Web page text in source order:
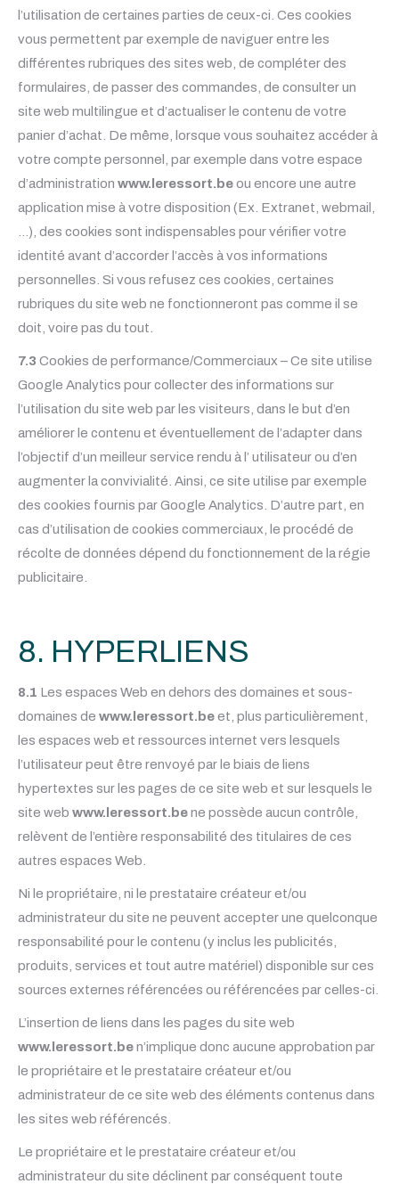
l’utilisation de certaines parties de ceux-ci. Ces cookies
vous permettent par exemple de naviguer entre les
différentes rubriques des sites web, de compléter des
formulaires, de passer des commandes, de consulter un
site web multilingue et d’actualiser le contenu de votre
panier d’achat. De même, lorsque vous souhaitez accéder à
votre compte personnel, par exemple dans votre espace
d’administration www.leressort.beou encore une autre
application mise à votre disposition (Ex. Extranet, webmail,
…), des cookies sont indispensables pour vérifier votre
identité avant d’accorder l’accès à vos informations
personnelles. Si vous refusez ces cookies, certaines
rubriques du site web ne fonctionneront pas comme il se
doit, voire pas du tout.
7.3 Cookies de performance/Commerciaux – Ce site utilise
Google Analytics pour collecter des informations sur
l’utilisation du site web par les visiteurs, dans le but d’en
améliorer le contenu et éventuellement de l’adapter dans
l’objectif d’un meilleur service rendu à l’ utilisateur ou d’en
augmenter la convivialité. Ainsi, ce site utilise par exemple
des cookies fournis par Google Analytics. D’autre part, en
cas d’utilisation de cookies commerciaux, le procédé de
récolte de données dépend du fonctionnement de la régie
publicitaire.
8. HYPERLIENS
8.1 Les espaces Web en dehors des domaines et sous-
domaines de www.leressort.beet, plus particulièrement,
les espaces web et ressources internet vers lesquels
l’utilisateur peut être renvoyé par le biais de liens
hypertextes sur les pages de ce site web et sur lesquels le
site web www.leressort.bene possède aucun contrôle,
relèvent de l’entière responsabilité des titulaires de ces
autres espaces Web.
Ni le propriétaire, ni le prestataire créateur et/ou
administrateur du site ne peuvent accepter une quelconque
responsabilité pour le contenu (y inclus les publicités,
produits, services et tout autre matériel) disponible sur ces
sources externes référencées ou référencées par celles-ci.
L’insertion de liens dans les pages du site web
www.leressort.ben’implique donc aucune approbation par
le propriétaire et le prestataire créateur et/ou
administrateur de ce site web des éléments contenus dans
les sites web référencés.
Le propriétaire et le prestataire créateur et/ou
administrateur du site déclinent par conséquent toute